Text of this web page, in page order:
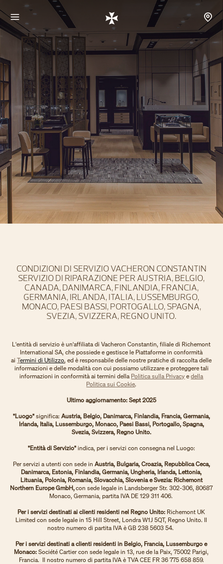
CONDIZIONI DI SERVIZIO VACHERON CONSTANTIN
SERVIZIO DI RIPARAZIONE PER AUSTRIA, BELGIO,
CANADA, DANIMARCA, FINLANDIA, FRANCIA,
GERMANIA, IRLANDA, ITALIA, LUSSEMBURGO,
MONACO, PAESI BASSI, PORTOGALLO, SPAGNA,
SVEZIA, SVIZZERA, REGNO UNITO.
L'entità di servizio è un'affiliata di Vacheron Constantin, filiale di Richemont
International SA, che possiede e gestisce le Piattaforme in conformità
aiTermini di Utilizzo, ed è responsabile delle nostre pratiche di raccolta delle
informazioni e delle modalità con cui possiamo utilizzare e proteggere tali
informazioni in conformità ai termini della Politica sulla Privacy edella
Politica sui Cookie.
Ultimo aggiornamento: Sept 2025
"Luogo"significa: Austria, Belgio, Danimarca, Finlandia, Francia, Germania,
Irlanda, Italia, Lussemburgo, Monaco, Paesi Bassi, Portogallo, Spagna,
Svezia, Svizzera, Regno Unito.
"Entità di Servizio"indica, per i servizi con consegna nel Luogo:
Per servizi a utenti con sede in Austria, Bulgaria, Croazia, Repubblica Ceca,
Danimarca, Estonia, Finlandia, Germania, Ungheria, Irlanda, Lettonia,
Lituania, Polonia, Romania, Slovacchia, Slovenia e Svezia: Richemont
Northern Europe GmbH,con sede legale in Landsberger Str. 302-306, 80687
Monaco, Germania, partita IVA DE 129 311 406.
Per i servizi destinati ai clienti residenti nel Regno Unito: Richemont UK
Limited con sede legale in 15 Hill Street, Londra W1J 5QT, Regno Unito. Il
nostro numero di partita IVA è GB 238 5603 54.
Per i servizi destinati a clienti residenti in Belgio, Francia, Lussemburgo e
Monaco: Société Cartier con sede legale in 13, rue de la Paix, 75002 Parigi,
Francia. Il nostro numero di partita IVA è TVA CEE FR 36 775 658 859.